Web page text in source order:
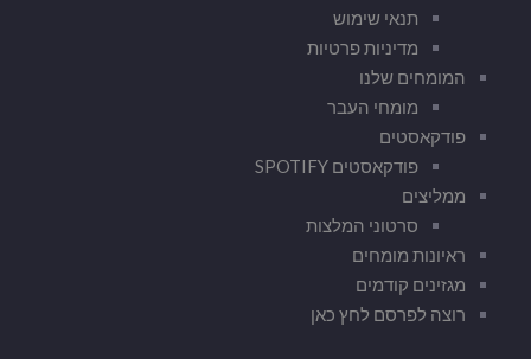
תנאי שימוש
מדיניות פרטיות
המומחים שלנו
מומחי העבר
פודקאסטים
פודקאסטים SPOTIFY
ממליצים
סרטוני המלצות
ראיונות מומחים
מגזינים קודמים
רוצה לפרסם לחץ כאן